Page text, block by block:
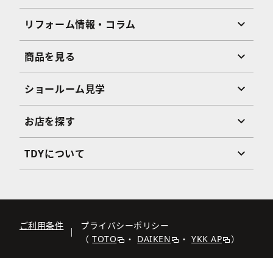
リフォーム情報・コラム
商品を見る
ショールーム見学
お店を探す
TDYについて
ご利用条件
プライバシーポリシー
（TOTO ・ DAIKEN ・YKK AP ）